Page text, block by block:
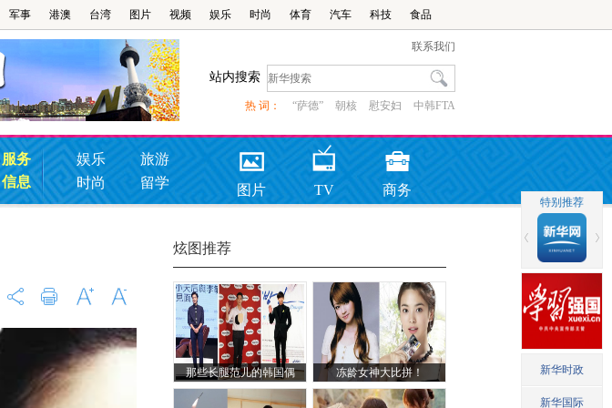
军事 港澳 台湾 图片 视频 娱乐 时尚 体育 汽车 科技 食品
联系我们
站内搜索
热 词： “萨德” 朝核 慰安妇 中韩FTA
服务
信息
娱乐
旅游
时尚
留学 图片 TV 商务
炫图推荐
那些长腿范儿的韩国偶
吧
冻龄女神大比拼！
字大 字小